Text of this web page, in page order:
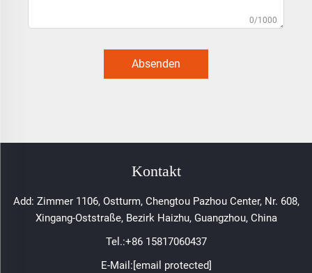
0/1000
Absenden
Kontakt
Add: Zimmer 1106, Ostturm, Chengtou Pazhou Center, Nr. 608,
Xingang-Oststraße, Bezirk Haizhu, Guangzhou, China
Tel.:+86 15817060437
E-Mail: [email protected]